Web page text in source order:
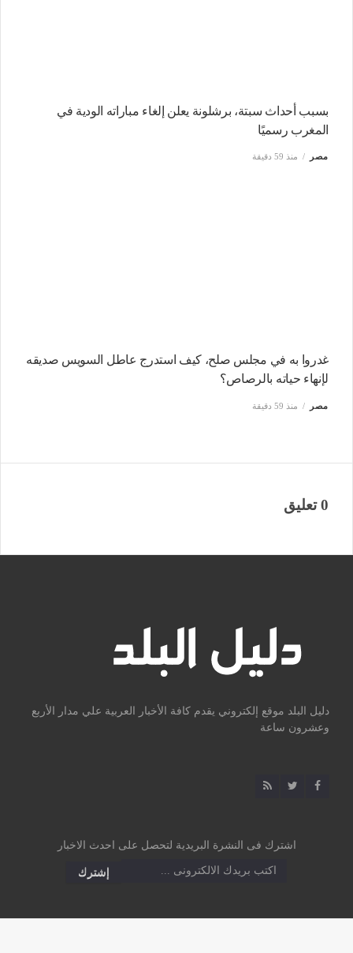
بسبب أحداث سبتة، برشلونة يعلن إلغاء مباراته الودية في
المغرب رسميًا
مصر منذ 59 دقيقة
غدروا به في مجلس صلح، كيف استدرج عاطل السويس صديقه
لإنهاء حياته بالرصاص؟
مصر منذ 59 دقيقة
0 تعليق
دليل البلد موقع إلكتروني يقدم كافة الأخبار العربية علي مدار الأربع
وعشرون ساعة
اشترك فى النشرة البريدية لتحصل على احدث الاخبار